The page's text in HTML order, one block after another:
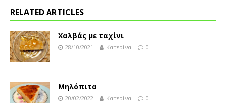
RELATED ARTICLES
Χαλβάς με ταχίνι
28/10/2021 Κατερίνα 0
Μηλόπιτα
20/02/2022 Κατερίνα 0